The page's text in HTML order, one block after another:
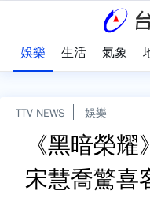
娛樂 生活 氣象
TTV NEWS 娛樂
《黑暗榮
宋慧喬驚喜